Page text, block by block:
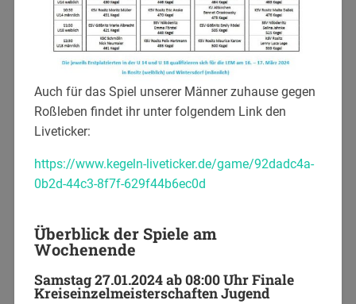
Auch für das Spiel unserer Männer zuhause gegen
Roßleben findet ihr unter folgendem Link den
Liveticker:
https://www.kegeln-liveticker.de/game/92dadc4a-
0b2d-44c3-8f7f-629f44b6ec0d
Überblick der Spiele am
Wochenende
Samstag 27.01.2024 ab 08:00 Uhr Finale
Kreiseinzelmeisterschaften Jugend